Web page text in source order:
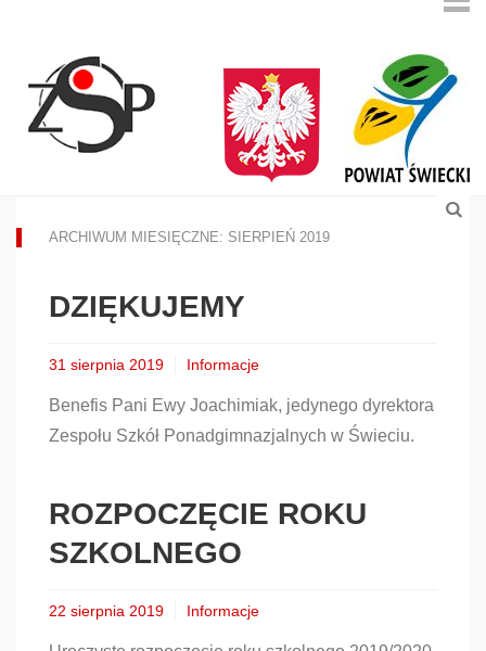
ARCHIWUM MIESIĘCZNE: SIERPIEŃ 2019
DZIĘKUJEMY
31 sierpnia 2019 Informacje
Benefis Pani Ewy Joachimiak, jedynego dyrektora
Zespołu Szkół Ponadgimnazjalnych w Świeciu.
ROZPOCZĘCIE ROKU
SZKOLNEGO
22 sierpnia 2019 Informacje